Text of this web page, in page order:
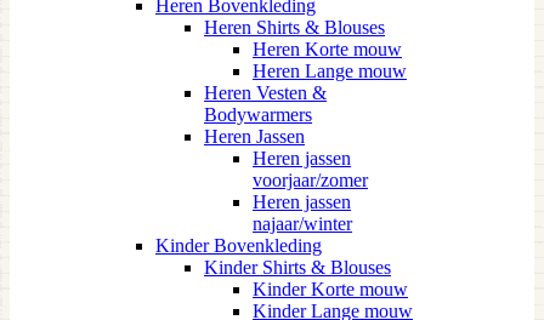
Heren Bovenkleding
Heren Shirts & Blouses
Heren Korte mouw
Heren Lange mouw
Heren Vesten &
Bodywarmers
Heren Jassen
Heren jassen
voorjaar/zomer
Heren jassen
najaar/winter
Kinder Bovenkleding
Kinder Shirts & Blouses
Kinder Korte mouw
Kinder Lange mouw